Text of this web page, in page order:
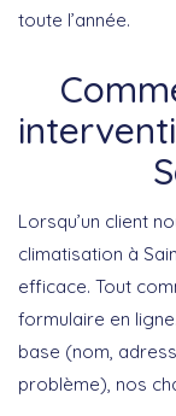
toute l’année.
Lorsqu’un client
climatisation à
efficace. Tout
formulaire en
base (nom,
problème), nos